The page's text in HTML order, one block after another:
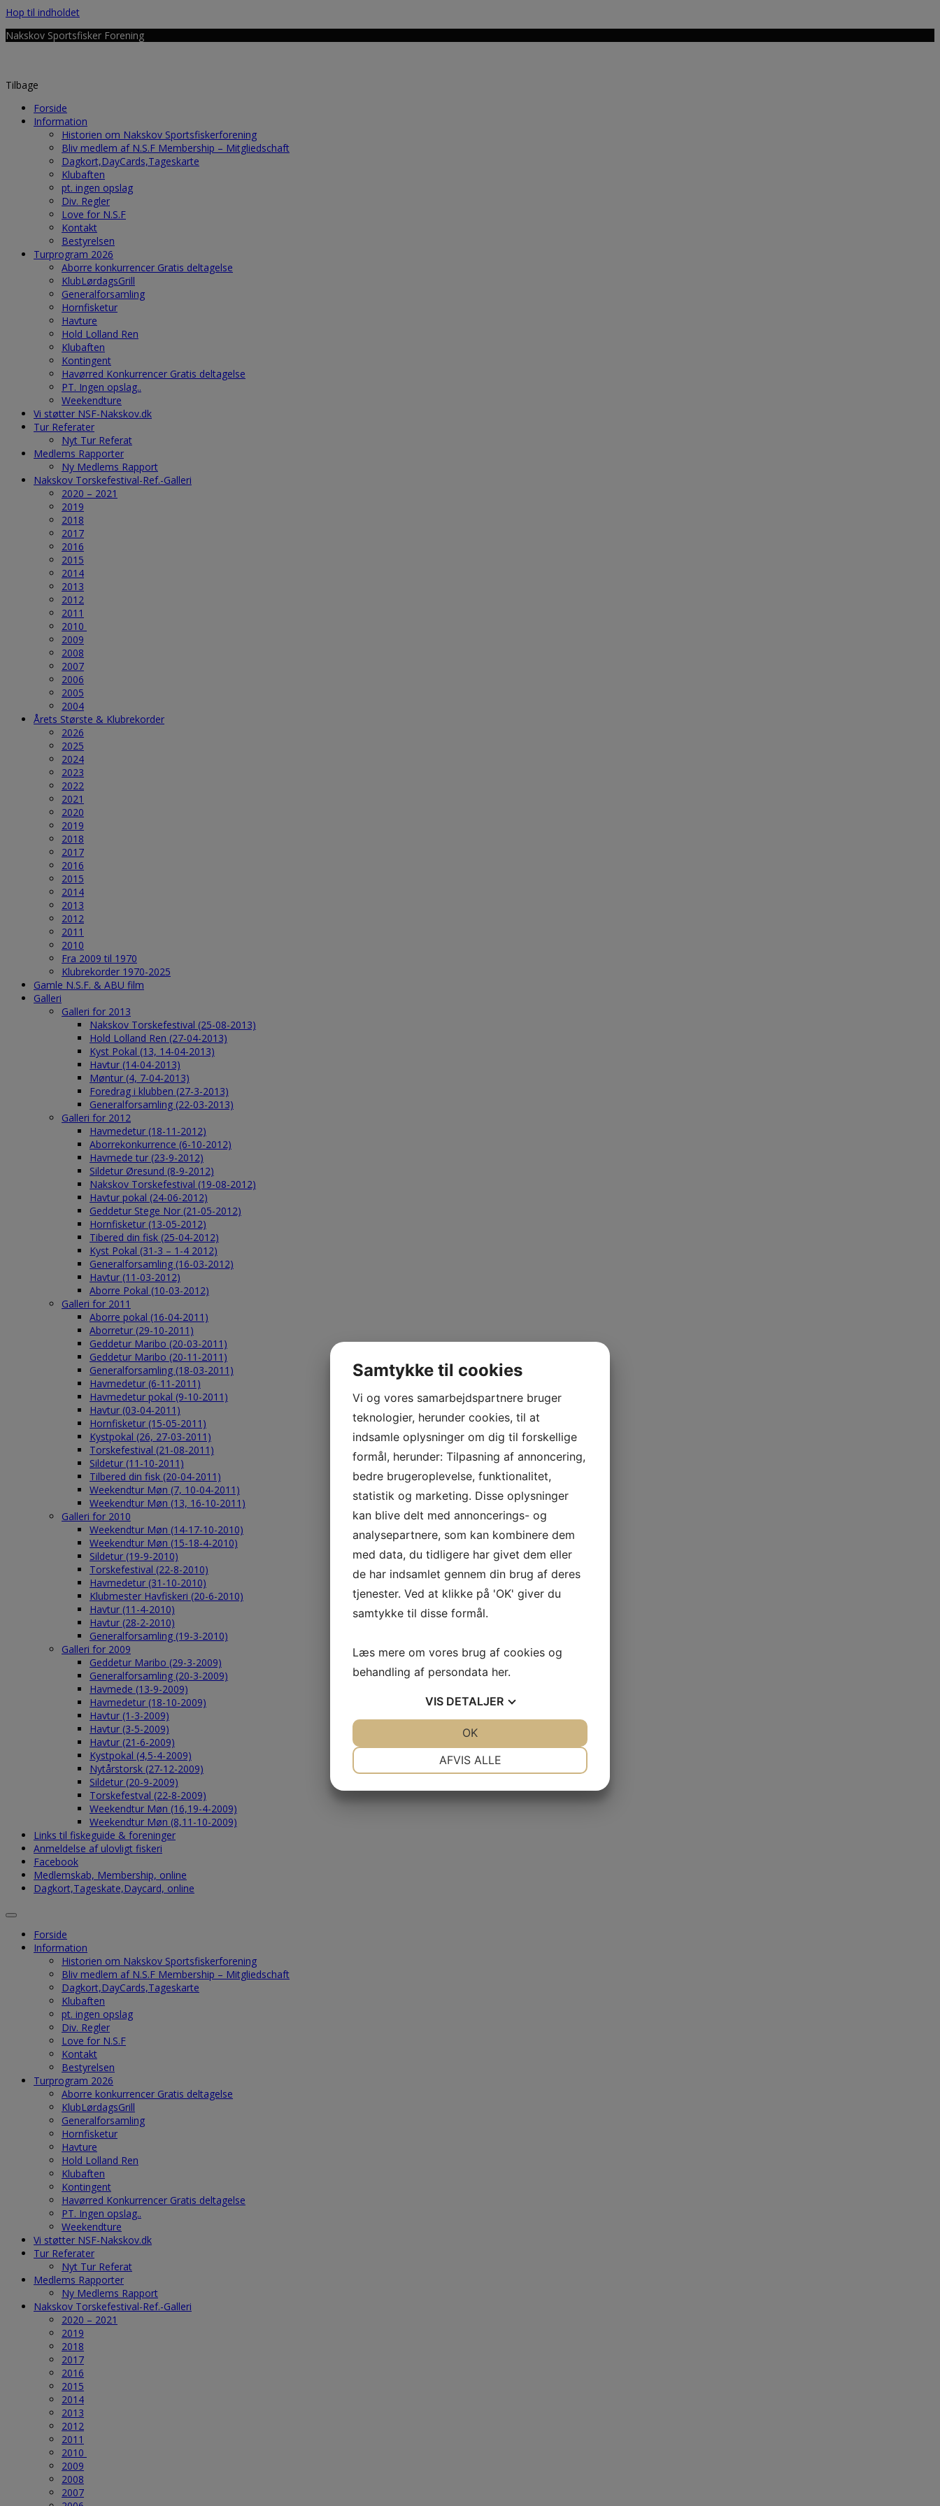
Hop til indholdet
Nakskov Sportsfisker Forening
Tilbage
Forside
Information
Historien om Nakskov Sportsfiskerforening
Bliv medlem af N.S.F Membership – Mitgliedschaft
Dagkort,DayCards,Tageskarte
Klubaften
pt. ingen opslag
Div. Regler
Love for N.S.F
Kontakt
Bestyrelsen
Turprogram 2026
Aborre konkurrencer Gratis deltagelse
KlubLørdagsGrill
Generalforsamling
Hornfisketur
Havture
Hold Lolland Ren
Klubaften
Kontingent
Havørred Konkurrencer Gratis deltagelse
PT. Ingen opslag..
Weekendture
Vi støtter NSF-Nakskov.dk
Tur Referater
Nyt Tur Referat
Medlems Rapporter
Ny Medlems Rapport
Nakskov Torskefestival-Ref.-Galleri
2020 – 2021
2019
2018
2017
2016
2015
2014
2013
2012
2011
2010
2009
2008
2007
2006
2005
2004
Årets Største & Klubrekorder
2026
2025
2024
2023
2022
2021
2020
2019
2018
2017
2016
2015
2014
2013
2012
2011
2010
Fra 2009 til 1970
Klubrekorder 1970-2025
Gamle N.S.F. & ABU film
Galleri
Galleri for 2013
Nakskov Torskefestival (25-08-2013)
Hold Lolland Ren (27-04-2013)
Kyst Pokal (13, 14-04-2013)
Havtur (14-04-2013)
Møntur (4, 7-04-2013)
Foredrag i klubben (27-3-2013)
Generalforsamling (22-03-2013)
Galleri for 2012
Havmedetur (18-11-2012)
Aborrekonkurrence (6-10-2012)
Havmede tur (23-9-2012)
Sildetur Øresund (8-9-2012)
Nakskov Torskefestival (19-08-2012)
Havtur pokal (24-06-2012)
Geddetur Stege Nor (21-05-2012)
Hornfisketur (13-05-2012)
Tibered din fisk (25-04-2012)
Kyst Pokal (31-3 – 1-4 2012)
Generalforsamling (16-03-2012)
Havtur (11-03-2012)
Aborre Pokal (10-03-2012)
Galleri for 2011
Aborre pokal (16-04-2011)
Aborretur (29-10-2011)
Geddetur Maribo (20-03-2011)
Geddetur Maribo (20-11-2011)
Generalforsamling (18-03-2011)
Havmedetur (6-11-2011)
Havmedetur pokal (9-10-2011)
Havtur (03-04-2011)
Hornfisketur (15-05-2011)
Kystpokal (26, 27-03-2011)
Torskefestival (21-08-2011)
Sildetur (11-10-2011)
Tilbered din fisk (20-04-2011)
Weekendtur Møn (7, 10-04-2011)
Weekendtur Møn (13, 16-10-2011)
Galleri for 2010
Weekendtur Møn (14-17-10-2010)
Weekendtur Møn (15-18-4-2010)
Sildetur (19-9-2010)
Torskefestival (22-8-2010)
Havmedetur (31-10-2010)
Klubmester Havfiskeri (20-6-2010)
Havtur (11-4-2010)
Havtur (28-2-2010)
Generalforsamling (19-3-2010)
Galleri for 2009
Geddetur Maribo (29-3-2009)
Generalforsamling (20-3-2009)
Havmede (13-9-2009)
Havmedetur (18-10-2009)
Havtur (1-3-2009)
Havtur (3-5-2009)
Havtur (21-6-2009)
Kystpokal (4,5-4-2009)
Nytårstorsk (27-12-2009)
Sildetur (20-9-2009)
Torskefestval (22-8-2009)
Weekendtur Møn (16,19-4-2009)
Weekendtur Møn (8,11-10-2009)
Links til fiskeguide & foreninger
Anmeldelse af ulovligt fiskeri
Facebook
Medlemskab, Membership, online
Dagkort,Tageskate,Daycard, online
Forside
Information
Historien om Nakskov Sportsfiskerforening
Bliv medlem af N.S.F Membership – Mitgliedschaft
Dagkort,DayCards,Tageskarte
Klubaften
pt. ingen opslag
Div. Regler
Love for N.S.F
Kontakt
Bestyrelsen
Turprogram 2026
Aborre konkurrencer Gratis deltagelse
KlubLørdagsGrill
Generalforsamling
Hornfisketur
Havture
Hold Lolland Ren
Klubaften
Kontingent
Havørred Konkurrencer Gratis deltagelse
PT. Ingen opslag..
Weekendture
Vi støtter NSF-Nakskov.dk
Tur Referater
Nyt Tur Referat
Medlems Rapporter
Ny Medlems Rapport
Nakskov Torskefestival-Ref.-Galleri
2020 – 2021
2019
2018
2017
2016
2015
2014
2013
2012
2011
2010
2009
2008
2007
Samtykke til cookies
Vi og vores samarbejdspartnere bruger
teknologier, herunder cookies, til at
indsamle oplysninger om dig til forskellige
formål, herunder: Tilpasning af annoncering,
bedre brugeroplevelse, funktionalitet,
statistik og marketing. Disse oplysninger
kan blive delt med annoncerings- og
analysepartnere, som kan kombinere dem
med data, du tidligere har givet dem eller
de har indsamlet gennem din brug af deres
tjenester. Ved at klikke på 'OK' giver du
samtykke til disse formål.
Læs mere om vores brug af cookies og
behandling af persondata her.
VIS DETALJER
AFVIS ALLE
OK